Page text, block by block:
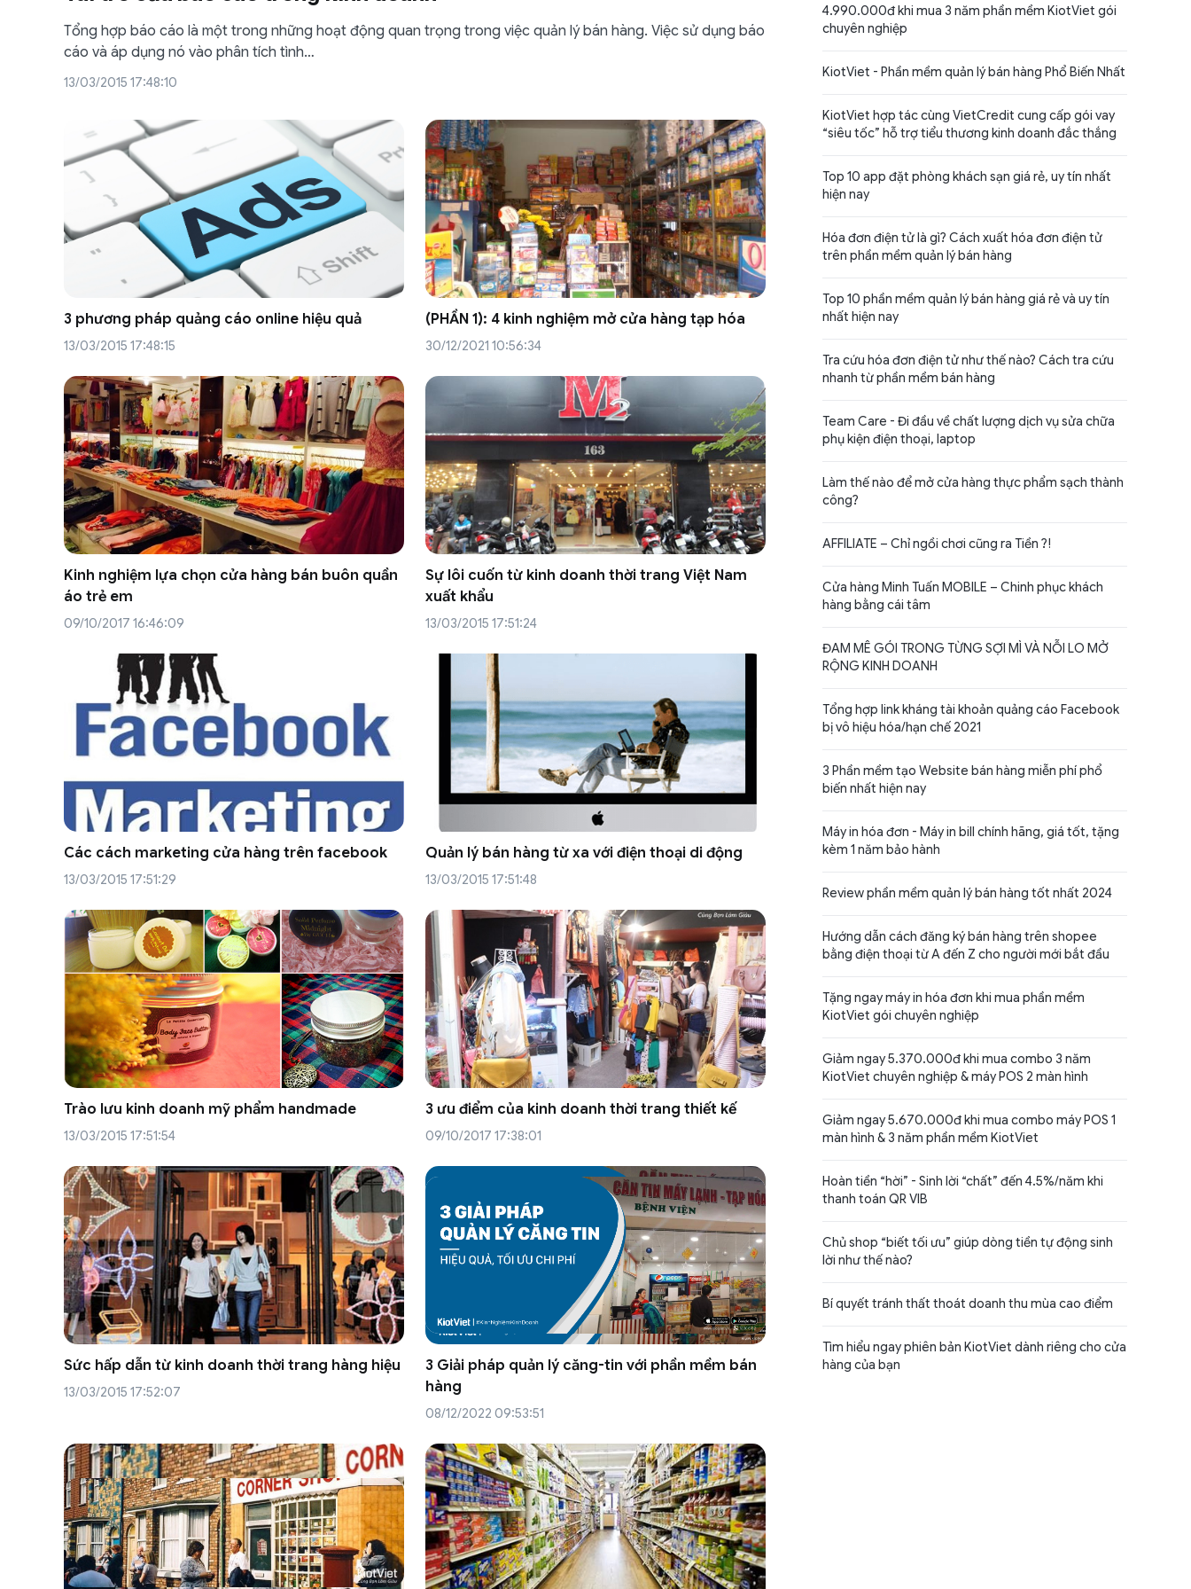
Tổng hợp báo cáo là một trong những hoạt động quan trọng trong việc quản lý bán hàng. Việc sử dụng báo
cáo và áp dụng nó vào phân tích tình…
13/03/2015 17:48:10
3 phương pháp quảng cáo online hiệu quả
13/03/2015 17:48:15
(PHẦN 1): 4 kinh nghiệm mở cửa hàng tạp hóa
30/12/2021 10:56:34
Kinh nghiệm lựa chọn cửa hàng bán buôn quần
áo trẻ em
09/10/2017 16:46:09
Sự lôi cuốn từ kinh doanh thời trang Việt Nam
xuất khẩu
13/03/2015 17:51:24
Các cách marketing cửa hàng trên facebook
13/03/2015 17:51:29
Quản lý bán hàng từ xa với điện thoại di động
13/03/2015 17:51:48
Trào lưu kinh doanh mỹ phẩm handmade
13/03/2015 17:51:54
3 ưu điểm của kinh doanh thời trang thiết kế
09/10/2017 17:38:01
Sức hấp dẫn từ kinh doanh thời trang hàng hiệu
13/03/2015 17:52:07
3 Giải pháp quản lý căng-tin với phần mềm bán
hàng
08/12/2022 09:53:51
4.990.000đ khi mua 3 năm phần mềm KiotViet gói
chuyên nghiệp
KiotViet - Phần mềm quản lý bán hàng Phổ Biến Nhất
KiotViet hợp tác cùng VietCredit cung cấp gói vay
“siêu tốc” hỗ trợ tiểu thương kinh doanh đắc thắng
Top 10 app đặt phòng khách sạn giá rẻ, uy tín nhất
hiện nay
Hóa đơn điện tử là gì? Cách xuất hóa đơn điện tử
trên phần mềm quản lý bán hàng
Top 10 phần mềm quản lý bán hàng giá rẻ và uy tín
nhất hiện nay
Tra cứu hóa đơn điện tử như thế nào? Cách tra cứu
nhanh từ phần mềm bán hàng
Team Care - Đi đầu về chất lượng dịch vụ sửa chữa
phụ kiện điện thoại, laptop
Làm thế nào để mở cửa hàng thực phẩm sạch thành
công?
AFFILIATE – Chỉ ngồi chơi cũng ra Tiền ?!
Cửa hàng Minh Tuấn MOBILE – Chinh phục khách
hàng bằng cái tâm
ĐAM MÊ GÓI TRONG TỪNG SỢI MÌ VÀ NỖI LO MỞ
RỘNG KINH DOANH
Tổng hợp link kháng tài khoản quảng cáo Facebook
bị vô hiệu hóa/hạn chế 2021
3 Phần mềm tạo Website bán hàng miễn phí phổ
biến nhất hiện nay
Máy in hóa đơn - Máy in bill chính hãng, giá tốt, tặng
kèm 1 năm bảo hành
Review phần mềm quản lý bán hàng tốt nhất 2024
Hướng dẫn cách đăng ký bán hàng trên shopee
bằng điện thoại từ A đến Z cho người mới bắt đầu
Tặng ngay máy in hóa đơn khi mua phần mềm
KiotViet gói chuyên nghiệp
Giảm ngay 5.370.000đ khi mua combo 3 năm
KiotViet chuyên nghiệp & máy POS 2 màn hình
Giảm ngay 5.670.000đ khi mua combo máy POS 1
màn hình & 3 năm phần mềm KiotViet
Hoàn tiền “hời” - Sinh lời “chất” đến 4.5%/năm khi
thanh toán QR VIB
Chủ shop “biết tối ưu” giúp dòng tiền tự động sinh
lời như thế nào?
Bí quyết tránh thất thoát doanh thu mùa cao điểm
Tìm hiểu ngay phiên bản KiotViet dành riêng cho cửa
hàng của bạn